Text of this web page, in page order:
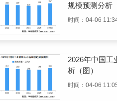
规模预测分析
时间：04-06
2026年中国工
析（图）
时间：04-06